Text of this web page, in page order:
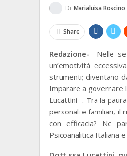
Di Marialuisa Roscino
Share
Redazione-
Nelle
un’emotività
strumenti; diventano
Imparare a governare
Lucattini -. Tra la
personali e familiari, il
con efficacia? Ne
Psicoanalitica Italiana